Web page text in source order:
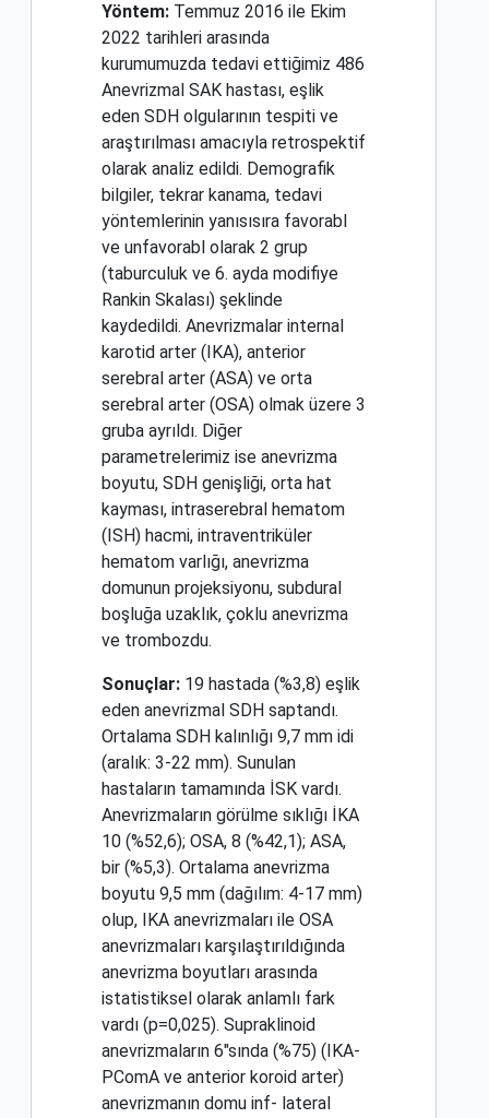
Yöntem: Temmuz 2016 ile Ekim
2022 tarihleri arasında
kurumumuzda tedavi ettiğimiz 486
Anevrizmal SAK hastası, eşlik
eden SDH olgularının tespiti ve
araştırılması amacıyla retrospektif
olarak analiz edildi. Demografik
bilgiler, tekrar kanama, tedavi
yöntemlerinin yanısısıra favorabl
ve unfavorabl olarak 2 grup
(taburculuk ve 6. ayda modifiye
Rankin Skalası) şeklinde
kaydedildi. Anevrizmalar internal
karotid arter (IKA), anterior
serebral arter (ASA) ve orta
serebral arter (OSA) olmak üzere 3
gruba ayrıldı. Diğer
parametrelerimiz ise anevrizma
boyutu, SDH genişliği, orta hat
kayması, intraserebral hematom
(ISH) hacmi, intraventriküler
hematom varlığı, anevrizma
domunun projeksiyonu, subdural
boşluğa uzaklık, çoklu anevrizma
ve trombozdu.
Sonuçlar: 19 hastada (%3,8) eşlik
eden anevrizmal SDH saptandı.
Ortalama SDH kalınlığı 9,7 mm idi
(aralık: 3-22 mm). Sunulan
hastaların tamamında İSK vardı.
Anevrizmaların görülme sıklığı İKA
10 (%52,6); OSA, 8 (%42,1); ASA,
bir (%5,3). Ortalama anevrizma
boyutu 9,5 mm (dağılım: 4-17 mm)
olup, IKA anevrizmaları ile OSA
anevrizmaları karşılaştırıldığında
anevrizma boyutları arasında
istatistiksel olarak anlamlı fark
vardı (p=0,025). Supraklinoid
anevrizmaların 6"sında (%75) (IKA-
PComA ve anterior koroid arter)
anevrizmanın domu inf- lateral